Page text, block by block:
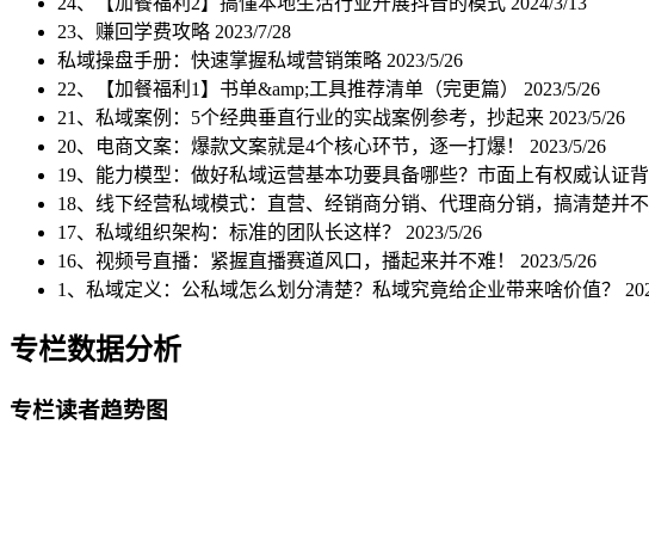
23、赚回学费攻略 2023/7/28
私域操盘手册：快速掌握私域营销策略 2023/5/26
22、【加餐福利1】书单&amp;工具推荐清单（完更篇） 2023/5/26
21、私域案例：5个经典垂直行业的实战案例参考，抄起来 2023/5/26
20、电商文案：爆款文案就是4个核心环节，逐一打爆！ 2023/5/26
19、能力模型：做好私域运营基本功要具备哪些？市面上有权威认证
18、线下经营私域模式：直营、经销商分销、代理商分销，搞清楚并不
17、私域组织架构：标准的团队长这样？ 2023/5/26
16、视频号直播：紧握直播赛道风口，播起来并不难！ 2023/5/26
1、私域定义：公私域怎么划分清楚？私域究竟给企业带来啥价值？
专栏数据分析
专栏读者趋势图